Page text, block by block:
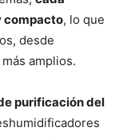
compacto, lo que
desde
amplios.
purificación del